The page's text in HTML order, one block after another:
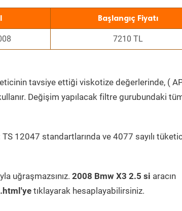
Başlangıç Fiyatı
7210 TL
tavsiye ettiği viskotize değerlerinde, (
Değişim yapılacak filtre gurubundaki
12047 standartlarında ve 4077 sayılı
uğraşmazsınız. 2008 Bmw X3 2.5 si aracın
tıklayarak hesaplayabilirsiniz.